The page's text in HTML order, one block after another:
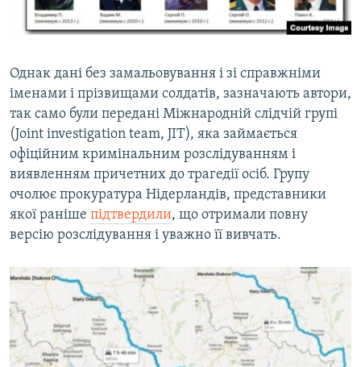
Однак дані без замальовування і зі справжніми
іменами і прізвищами солдатів, зазначають автори,
так само були передані Міжнародній слідчій групі
(Joint investigation team, JIT), яка займається
офіційним кримінальним розслідуванням і
виявленням причетних до трагедії осіб. Групу
очолює прокуратура Нідерландів, представники
якої раніше підтвердили, що отримали повну
версію розслідування і уважно її вивчать.